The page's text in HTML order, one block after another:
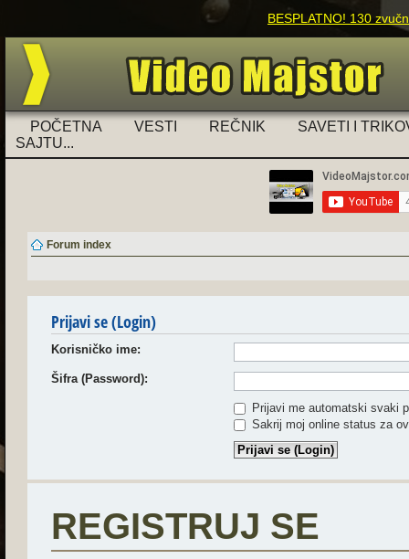
BESPLATNO! 130
POČETNA VESTI REČNIK
SAVETI I
SAJTU...
Forum index
Prijavi se (Login)
Korisničko ime:
Šifra (Password):
Prijavi me automatski svaki
Sakrij moj online status za
REGISTRUJ SE